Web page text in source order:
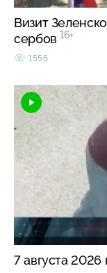
Визит
сербов 16+
1556
7 августа 2026